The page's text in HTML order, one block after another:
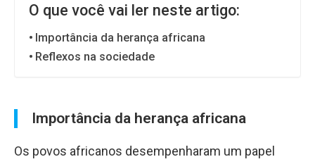
O que você vai ler neste artigo:
Importância da herança africana
Reflexos na sociedade
Importância da herança africana
Os povos africanos desempenharam um papel